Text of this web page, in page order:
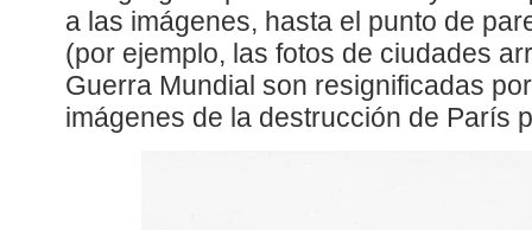
a las imágenes, hasta el punto de
(por ejemplo, las fotos de ciudades
Guerra Mundial son resignificadas
imágenes de la destrucción de París